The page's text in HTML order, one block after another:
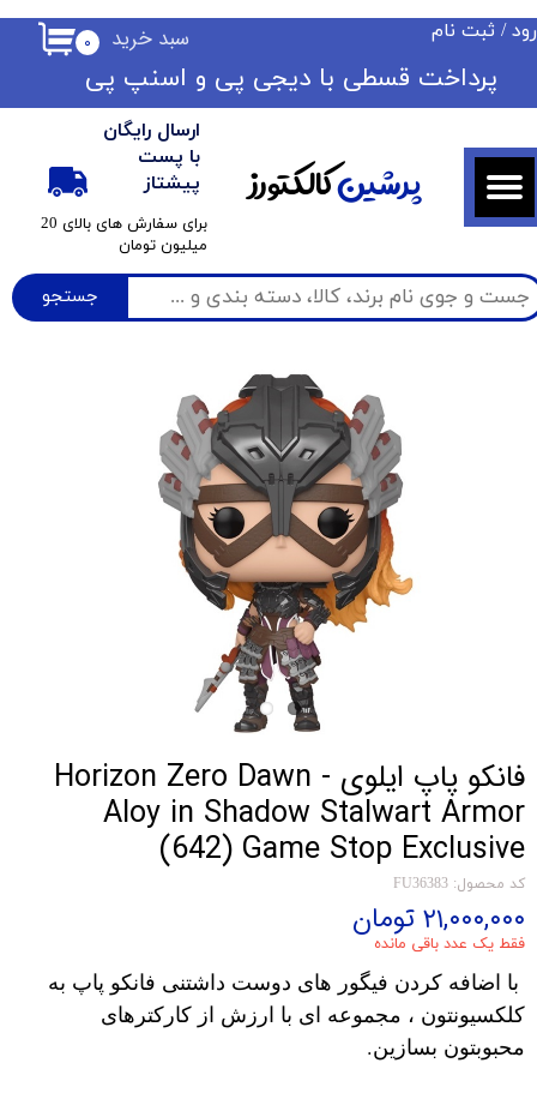
جستجو
ارسال رایگان
با پست
پیشتاز
​برای سفارش های بالای 20
میلیون تومان
۰ سبد خرید / ثبت نام
حساب کاربری من
تغییر گذر واژه
سفارشات
خروج از حساب کاربری
​​پرداخت قسطی با دیجی پی ​​​​​​​و اسنپ پی
پرشینکالکتورز
فانکو پاپ ایلوی Horizon Zero Dawn -
Aloy in Shadow Stalwart Armor
(642) Game Stop Exclusive
کد محصول: FU36383
۲۱,۰۰۰,۰۰۰ تومان
فقط یک عدد باقی مانده
با اضافه کردن فیگور های دوست داشتنی فانکو پاپ به
کلکسیونتون ، مجموعه ای با ارزش از کارکترهای
محبوبتون بسازین.